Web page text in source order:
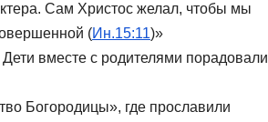
Сам Христос желал, чтобы мы
(Ин.15:11)»
вместе с родителями порадовали
Богородицы», где прославили